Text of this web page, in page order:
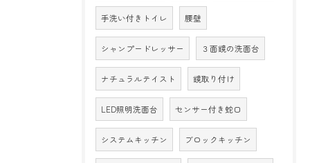
手洗い付きトイレ 腰壁
シャンプードレッサー ３面鏡の洗面台
ナチュラルテイスト 鏡取り付け
LED照明洗面台 センサー付き蛇口
システムキッチン ブロックキッチン